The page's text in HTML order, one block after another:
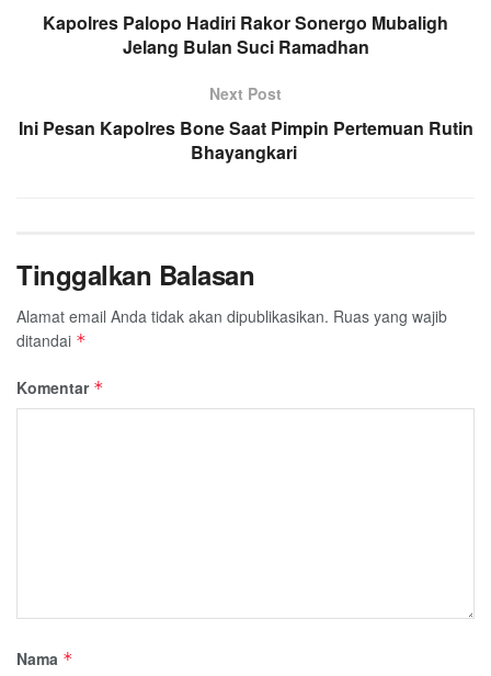
Kapolres Palopo Hadiri Rakor Sonergo Mubaligh
Jelang Bulan Suci Ramadhan
Next Post
Ini Pesan Kapolres Bone Saat Pimpin Pertemuan Rutin
Bhayangkari
Tinggalkan Balasan
Alamat email Anda tidak akan dipublikasikan. Ruas yang wajib
ditandai *
Komentar *
Nama *